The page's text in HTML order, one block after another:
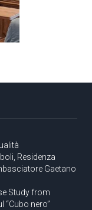
Residenza
Gaetano
Study from
“Cubo nero”